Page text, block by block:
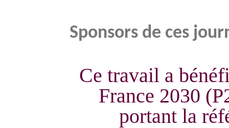
Sponsors de ces
Ce travail a
France 2030
portant la